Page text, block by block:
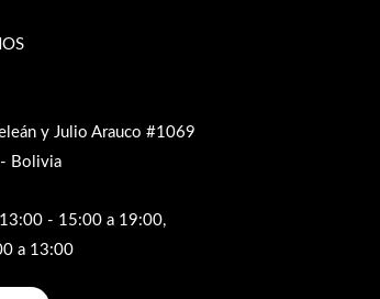
y Julio Arauco #1069
- Bolivia
- 15:00 a 19:00,
a 13:00